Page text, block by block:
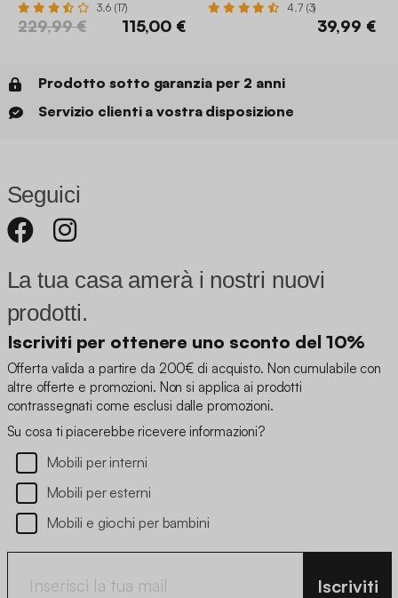
3.6 (17)
229,99 € 115,00 €
4.7 (3)
39,99 €
Prodotto sotto garanzia per 2 anni
Servizio clienti a vostra disposizione
Seguici
La tua casa amerà i nostri nuovi
prodotti.
Iscriviti per ottenere uno sconto del 10%
Offerta valida a partire da 200€ di acquisto. Non cumulabile con
altre offerte e promozioni. Non si applica ai prodotti
contrassegnati come esclusi dalle promozioni.
Su cosa ti piacerebbe ricevere informazioni?
Mobili per interni
Mobili per esterni
Mobili e giochi per bambini
Iscriviti